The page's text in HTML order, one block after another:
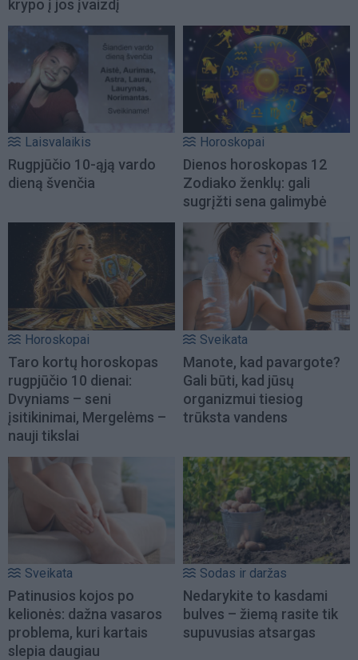
krypo į jos įvaizdį
Laisvalaikis
Rugpjūčio 10-ąją vardo
dieną švenčia
Horoskopai
Dienos horoskopas 12
Zodiako ženklų: gali
sugrįžti sena galimybė
Horoskopai
Taro kortų horoskopas
rugpjūčio 10 dienai:
Dvyniams – seni
įsitikinimai, Mergelėms –
nauji tikslai
Sveikata
Manote, kad pavargote?
Gali būti, kad jūsų
organizmui tiesiog
trūksta vandens
Sveikata
Patinusios kojos po
kelionės: dažna vasaros
problema, kuri kartais
slepia daugiau
Sodas ir daržas
Nedarykite to kasdami
bulves – žiemą rasite tik
supuvusias atsargas